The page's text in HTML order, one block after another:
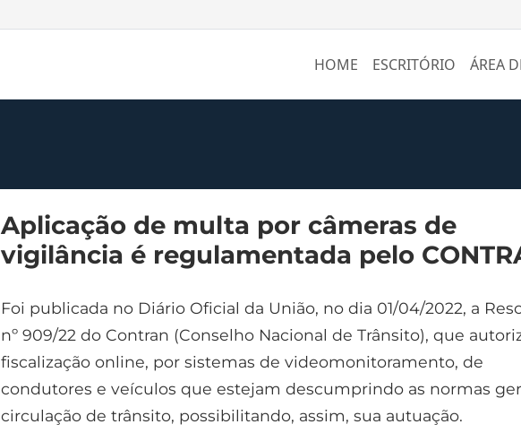
HOME ESCRITÓRIO ÁREA
Aplicação de multa por câmeras de
vigilância é regulamentada pelo
Foi publicada no Diário Oficial da União, no dia 01/04/2022, a
nº 909/22 do Contran (Conselho Nacional de Trânsito), que
fiscalização online, por sistemas de videomonitoramento, de
condutores e veículos que estejam descumprindo as normas
circulação de trânsito, possibilitando, assim, sua autuação.